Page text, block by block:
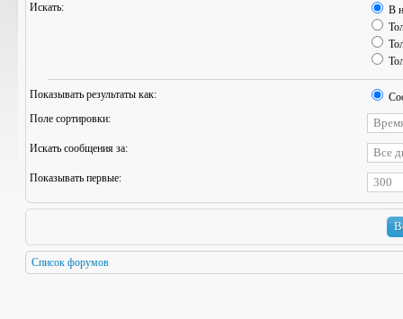
Искать:
В
Показывать результаты как:
Поле сортировки:
Искать сообщения за:
Показывать первые:
Список форумов